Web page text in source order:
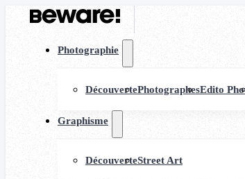
Photographie
DécouvertePhotographesEdito
Graphisme
DécouverteStreet Art